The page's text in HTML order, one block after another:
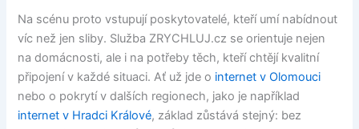
Na scénu proto vstupují poskytovatelé, kteří umí nabídnout
víc než jen sliby. Služba ZRYCHLUJ.cz se orientuje nejen
na domácnosti, ale i na potřeby těch, kteří chtějí kvalitní
připojení v každé situaci. Ať už jde o internet v Olomouci
nebo o pokrytí v dalších regionech, jako je například
internet v Hradci Králové, základ zůstává stejný: bez